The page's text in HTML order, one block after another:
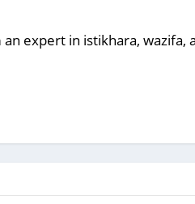
expert in istikhara,